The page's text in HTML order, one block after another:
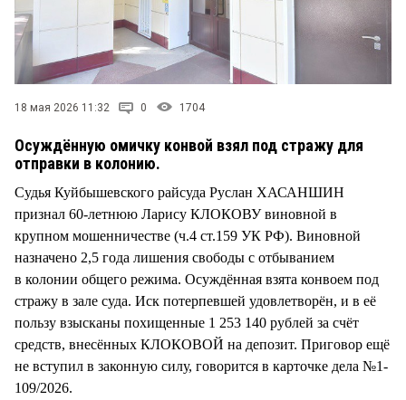
18 мая 2026 11:32 0 1704
Осуждённую омичку конвой взял под стражу для
отправки в колонию.
Судья Куйбышевского райсуда Руслан ХАСАНШИН
признал 60-летнюю Ларису КЛОКОВУ виновной в
крупном мошенничестве (ч.4 ст.159 УК РФ). Виновной
назначено 2,5 года лишения свободы с отбыванием
в колонии общего режима. Осуждённая взята конвоем под
стражу в зале суда. Иск потерпевшей удовлетворён, и в её
пользу взысканы похищенные 1 253 140 рублей за счёт
средств, внесённых КЛОКОВОЙ на депозит. Приговор ещё
не вступил в законную силу, говорится в карточке дела №1-
109/2026.